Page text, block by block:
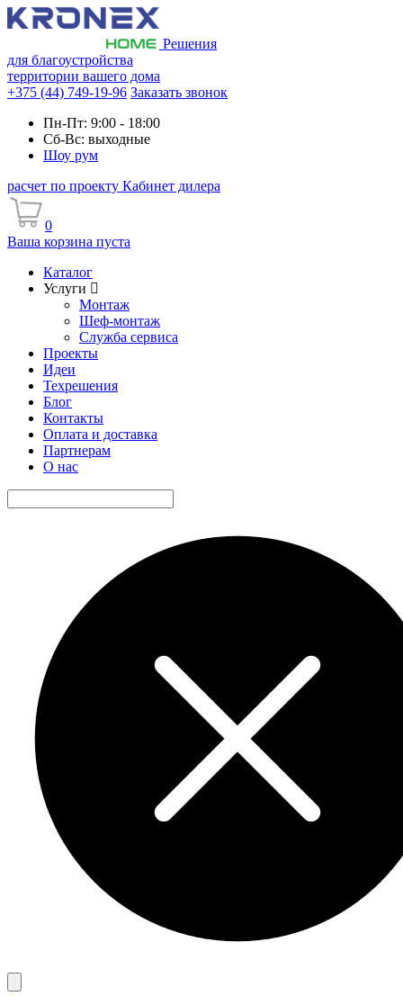
Решения
для благоустройства
территории вашего дома
+375 (44) 749-19-96 Заказать звонок
Пн-Пт: 9:00 - 18:00
Сб-Вс: выходные
Шоу рум
расчет по проекту Кабинет дилера
0
Ваша корзина пуста
Каталог
Услуги
Монтаж
Шеф-монтаж
Служба сервиса
Проекты
Идеи
Техрешения
Блог
Контакты
Оплата и доставка
Партнерам
О нас